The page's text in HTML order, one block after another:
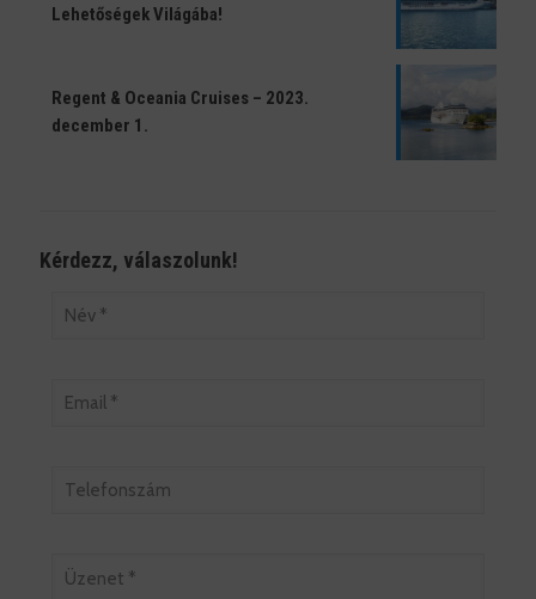
Lehetőségek Világába!
Regent & Oceania Cruises – 2023.
december 1.
Kérdezz, válaszolunk!